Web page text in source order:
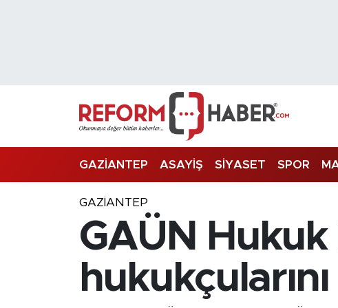
GAZİANTEP ASAYİŞ SİYASET SPOR
GAZIANTEP
GAÜN
Trafik Durumu
Süper Lig Puan Durumu ve Fikstür
Son Dakika Haberleri
Haber Arşivi